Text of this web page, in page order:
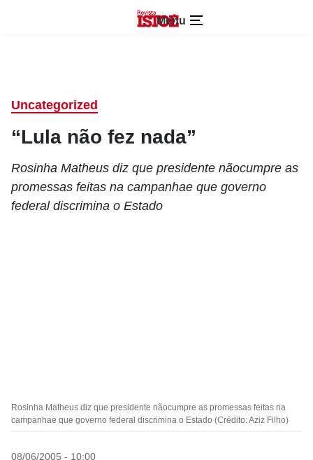
Menu
Uncategorized
“Lula não fez nada”
Rosinha Matheus diz que presidente nãocumpre as
promessas feitas na campanhae que governo
federal discrimina o Estado
Rosinha Matheus diz que presidente nãocumpre as promessas feitas na
campanhae que governo federal discrimina o Estado (Crédito: Aziz Filho)
08/06/2005 - 10:00